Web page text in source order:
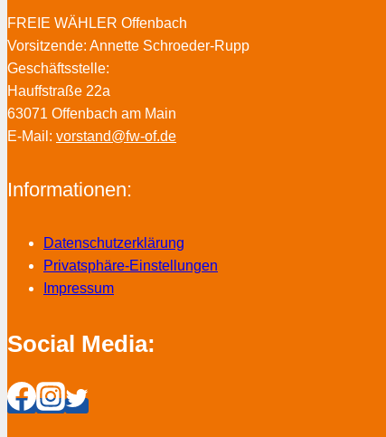
FREIE WÄHLER Offenbach
Vorsitzende: Annette Schroeder-Rupp
Geschäftsstelle:
Hauffstraße 22a
63071 Offenbach am Main
E-Mail: vorstand@fw-of.de
Informationen:
Datenschutzerklärung
Privatsphäre-Einstellungen
Impressum
Social Media: